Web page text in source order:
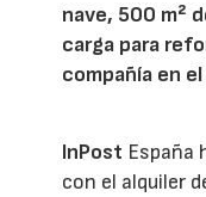
nave, 500 m²
carga para
compañía en
InPost España
con el alquiler